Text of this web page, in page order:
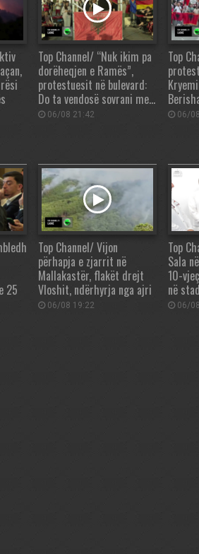
Top Channel/ “Nuk ikim pa
dorëheqjen e Ramës”,
protestuesit në bulevard:
Do ta vendosë sovrani me…
06/08 21:42
Top
06/
25
Top Channel/ Vijon
përhapja e zjarrit në
Mallakastër, flakët drejt
Vloshit, ndërhyrja nga ajri
06/08 19:22
Top
Sala
10-
në
06/